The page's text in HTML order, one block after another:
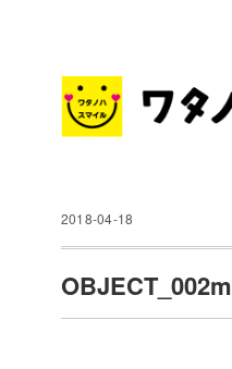
2018-04-18
OBJECT_002m